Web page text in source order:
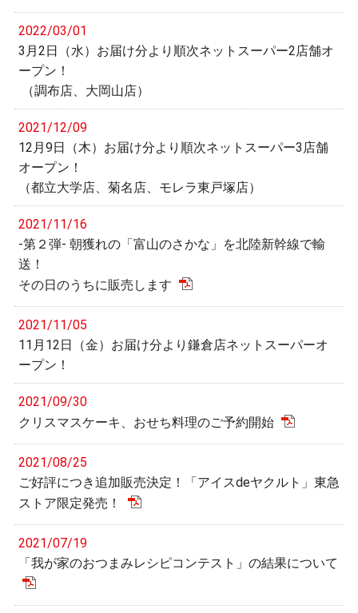
2022/03/01
3月2日（水）お届け分より順次ネットスーパー2店舗オ
ープン！
（調布店、大岡山店）
2021/12/09
12月9日（木）お届け分より順次ネットスーパー3店舗
オープン！
（都立大学店、菊名店、モレラ東戸塚店）
2021/11/16
-第２弾- 朝獲れの「富山のさかな」を北陸新幹線で輸
送！
その日のうちに販売します
2021/11/05
11月12日（金）お届け分より鎌倉店ネットスーパーオ
ープン！
2021/09/30
クリスマスケーキ、おせち料理のご予約開始
2021/08/25
ご好評につき追加販売決定！「アイスdeヤクルト」東急
ストア限定発売！
2021/07/19
「我が家のおつまみレシピコンテスト」の結果について